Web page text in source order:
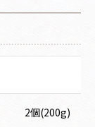
2個(200g)